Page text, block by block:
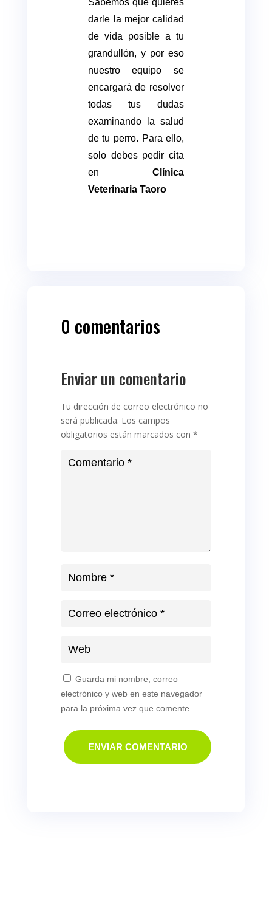
darle la mejor calidad
de vida posible a tu
grandullón, y por eso
nuestro equipo se
encargará de resolver
todas tus dudas
examinando la salud
de tu perro. Para ello,
solo debes pedir cita
en Clínica
Veterinaria Taoro
0 comentarios
Enviar un comentario
Tu dirección de correo electrónico no
será publicada. Los campos
obligatorios están marcados con *
Guarda mi nombre, correo
electrónico y web en este navegador
para la próxima vez que comente.
ENVIAR COMENTARIO